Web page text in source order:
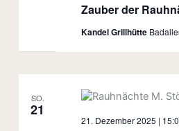
Zauber der
Kandel Grillhütte
SO.
21
21. Dezember 2025 |